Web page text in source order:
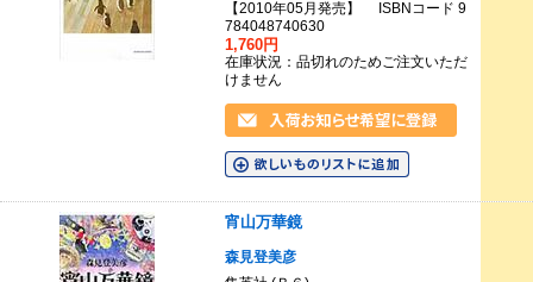
【2010年05月発売】 ISBNコード 9
784048740630
1,760円
在庫状況：品切れのためご注文いただ
けません
宵山万華鏡
森見登美彦